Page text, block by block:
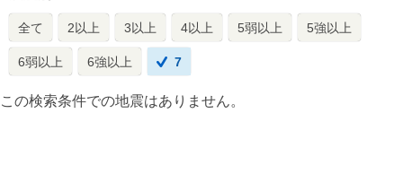
全て 2以上 3以上 4以上 5弱以上 5強以上
6弱以上 6強以上 7
この検索条件での地震はありません。